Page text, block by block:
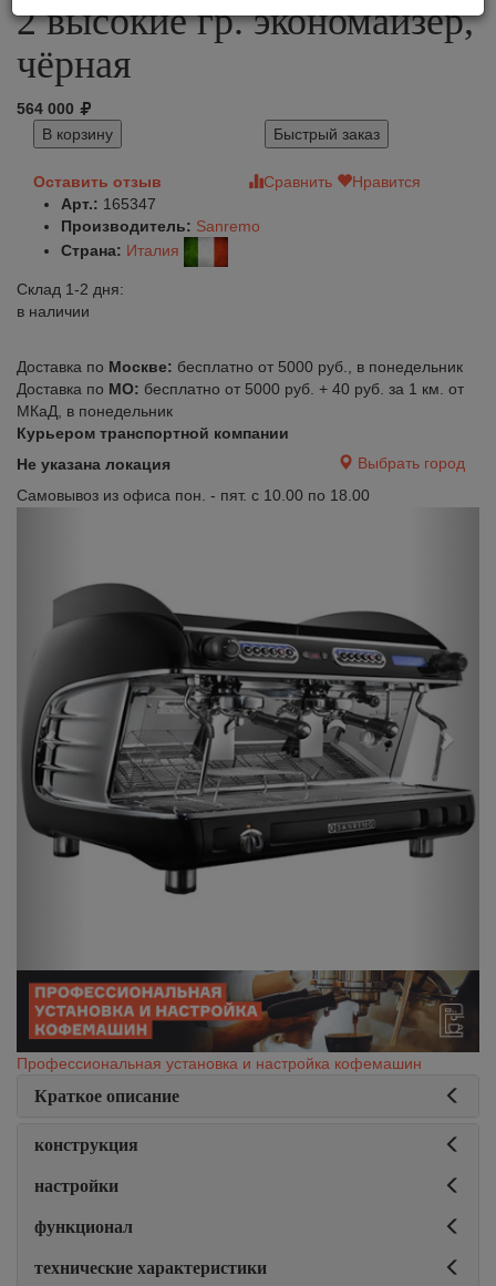
2 высокие гр. экономайзер,
чёрная
564 000
В корзину
Быстрый заказ
Оставить отзыв Сравнить
Нравится
Арт.: 165347
Производитель: Sanremo
Страна: Италия
Склад 1-2 дня:
в наличии
Доставка по Москве: бесплатно от 5000 руб., в понедельник
Доставка по МО: бесплатно от 5000 руб. + 40 руб. за 1 км. от
МКаД, в понедельник
Курьером транспортной компании
Не указана локация
Выбрать город
Самовывоз из офиса пон. - пят. с 10.00 по 18.00
Профессиональная установка и настройка кофемашин
Краткое описание
конструкция
настройки
функционал
технические характеристики